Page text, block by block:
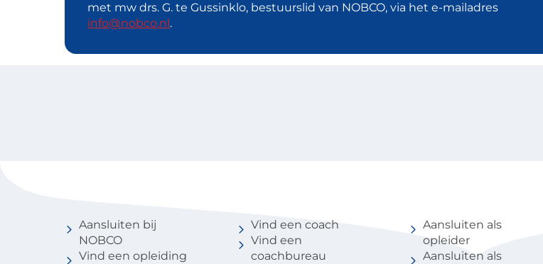
met mw drs. G. te Gussinklo, bestuurslid van NOBCO, via het e-mailadres
info@nobco.nl .
Aansluiten bij
NOBCO
Vind een opleiding
Vind een coach
Vind een
coachbureau
Aansluiten als
opleider
Aansluiten als